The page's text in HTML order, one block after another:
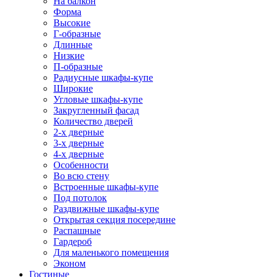
Форма
Высокие
Г-образные
Длинные
Низкие
П-образные
Радиусные шкафы-купе
Широкие
Угловые шкафы-купе
Закругленный фасад
Количество дверей
2-х дверные
3-х дверные
4-х дверные
Особенности
Во всю стену
Встроенные шкафы-купе
Под потолок
Раздвижные шкафы-купе
Открытая секция посередине
Распашные
Гардероб
Для маленького помещения
Эконом
Гостиные